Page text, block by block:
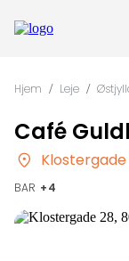
Forside
Guides til din
Opret annonce
Kontakt
Søg
efter
steder
Hjem / Leje /
Café
Klostergade
BAR